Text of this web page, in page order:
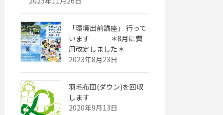
「環境出前講座」 行って
います ＊8月に費
用改定しました＊
2023年8月23日
羽毛布団(ダウン)を回収
します
2020年9月13日